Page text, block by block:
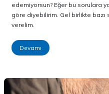
edemiyorsun? Eğer bu sorulara
göre diyebilirim. Gel birlikte
verelim.
Devamı